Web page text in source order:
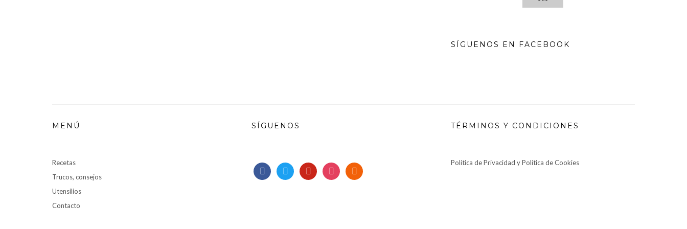
SÍGUENOS EN FACEBOOK
MENÚ
Recetas
Trucos, consejos
Utensilios
Contacto
SÍGUENOS
facebooktwitter pinterestinstagramrss
TÉRMINOS Y CONDICIONES
Política de Privacidad y Política de Cookies